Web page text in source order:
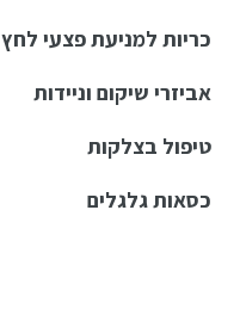
כריות למניעת פצעי לחץ
אביזרי שיקום וניידות
טיפול בצלקות
כסאות גלגלים